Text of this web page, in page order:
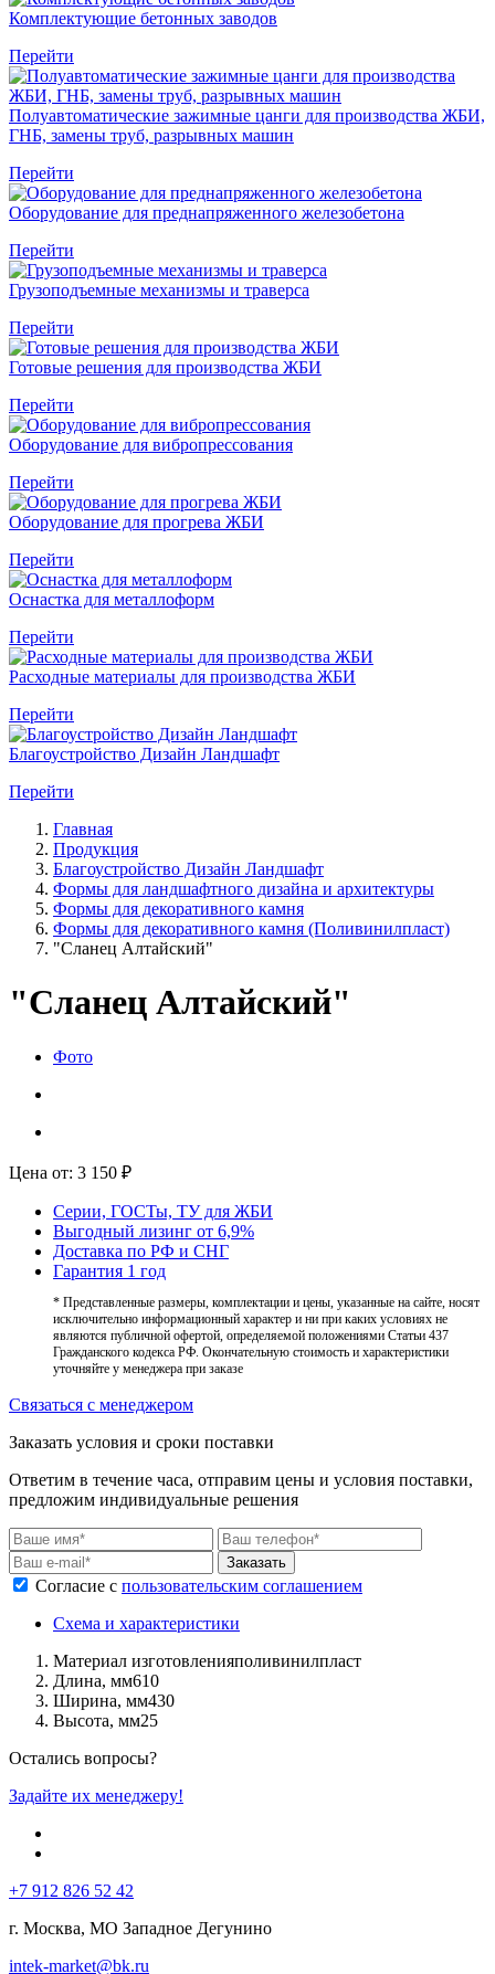
Комплектующие бетонных заводов
Перейти
Полуавтоматические зажимные цанги для производства ЖБИ,
ГНБ, замены труб, разрывных машин
Перейти
Оборудование для преднапряженного железобетона
Перейти
Грузоподъемные механизмы и траверса
Перейти
Готовые решения для производства ЖБИ
Перейти
Оборудование для вибропрессования
Перейти
Оборудование для прогрева ЖБИ
Перейти
Оснастка для металлоформ
Перейти
Расходные материалы для производства ЖБИ
Перейти
Благоустройство Дизайн Ландшафт
Перейти
Главная
Продукция
Благоустройство Дизайн Ландшафт
Формы для ландшафтного дизайна и архитектуры
Формы для декоративного камня
Формы для декоративного камня (Поливинилпласт)
"Сланец Алтайский"
"Сланец Алтайский"
Фото
Цена от: 3 150 ₽
Серии, ГОСТы, ТУ для ЖБИ
Выгодный лизинг от 6,9%
Доставка по РФ и СНГ
Гарантия 1 год
* Представленные размеры, комплектации и цены, указанные на сайте, носят
исключительно информационный характер и ни при каких условиях не
являются публичной офертой, определяемой положениями Статьи 437
Гражданского кодекса РФ. Окончательную стоимость и характеристики
уточняйте у менеджера при заказе
Связаться с менеджером
Заказать условия и сроки поставки
Ответим в течение часа, отправим цены и условия поставки,
предложим индивидуальные решения
Заказать
Согласие с пользовательским соглашением
Схема и характеристики
Материал изготовленияполивинилпласт
Длина, мм610
Ширина, мм430
Высота, мм25
Остались вопросы?
Задайте их менеджеру!
+7 912 826 52 42
г. Москва, МО Западное Дегунино
intek-market@bk.ru